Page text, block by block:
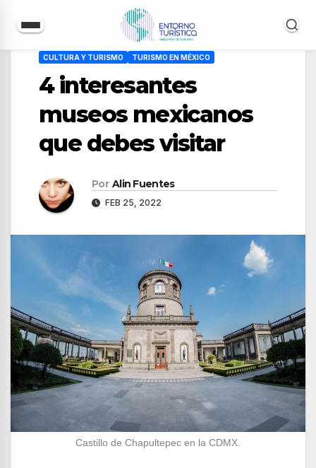
contenido
CULTURA Y TURISMO TURISMO EN MÉXICO
4 interesantes
museos mexicanos
que debes visitar
Por Alin Fuentes
FEB 25, 2022
Castillo de Chapultepec en la CDMX.